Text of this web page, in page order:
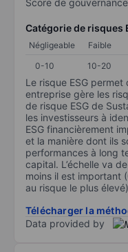
Catégorie de risques
Négligeable Faible
0-10
10-20
Le risque ESG
entreprise gère les
de risque ESG de
les investisseurs à
ESG financièrement
et la manière dont ils
performances à long
capital. L’échelle va
moins il est important
au risque le plus
Télécharger la
Data provided by